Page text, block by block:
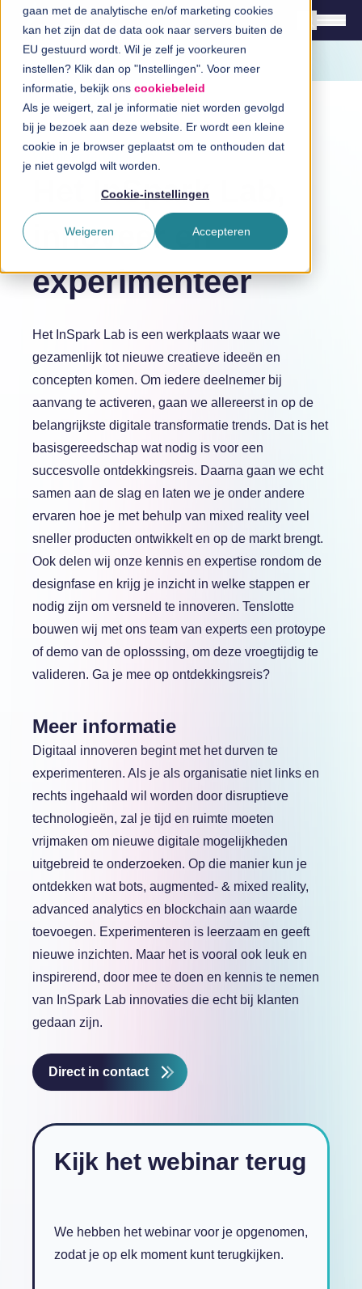
gaan met de analytische en/of marketing cookies
kan het zijn dat de data ook naar servers buiten de
EU gestuurd wordt. Wil je zelf je voorkeuren
instellen? Klik dan op "Instellingen". Voor meer
informatie, bekijk ons cookiebeleid
Als je weigert, zal je informatie niet worden gevolgd
bij je bezoek aan deze website. Er wordt een kleine
cookie in je browser geplaatst om te onthouden dat
je niet gevolgd wilt worden.
Cookie-instellingen
Accepteren
Weigeren
Oplossingen
Branches
InSpiratiecentrum
Direct in contact
Werken bij InSpark
Webinar terugkijken
Het InSpark Lab,
innoveer en
experimenteer
Het InSpark Lab is een werkplaats waar we
gezamenlijk tot nieuwe creatieve ideeën en
concepten komen. Om iedere deelnemer bij
aanvang te activeren, gaan we allereerst in op de
belangrijkste digitale transformatie trends. Dat is het
basisgereedschap wat nodig is voor een
succesvolle ontdekkingsreis. Daarna gaan we echt
samen aan de slag en laten we je onder andere
ervaren hoe je met behulp van mixed reality veel
sneller producten ontwikkelt en op de markt brengt.
Ook delen wij onze kennis en expertise rondom de
designfase en krijg je inzicht in welke stappen er
nodig zijn om versneld te innoveren. Tenslotte
bouwen wij met ons team van experts een protoype
of demo van de oplosssing, om deze vroegtijdig te
valideren. Ga je mee op ontdekkingsreis?
Meer informatie
Digitaal innoveren begint met het durven te
experimenteren. Als je als organisatie niet links en
rechts ingehaald wil worden door disruptieve
technologieën, zal je tijd en ruimte moeten
vrijmaken om nieuwe digitale mogelijkheden
uitgebreid te onderzoeken. Op die manier kun je
ontdekken wat bots, augmented- & mixed reality,
advanced analytics en blockchain aan waarde
toevoegen. Experimenteren is leerzaam en geeft
nieuwe inzichten. Maar het is vooral ook leuk en
inspirerend, door mee te doen en kennis te nemen
van InSpark Lab innovaties die echt bij klanten
gedaan zijn.
Direct in contact
Kijk het webinar terug
We hebben het webinar voor je opgenomen,
zodat je op elk moment kunt terugkijken.